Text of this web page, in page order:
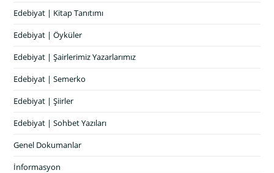
Edebiyat | Kitap Tanıtımı
Edebiyat | Öyküler
Edebiyat | Şairlerimiz Yazarlarımız
Edebiyat | Semerko
Edebiyat | Şiirler
Edebiyat | Sohbet Yazıları
Genel Dokumanlar
İnformasyon